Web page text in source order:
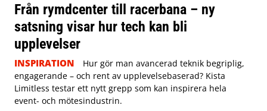
Från rymdcenter till racerbana – ny
satsning visar hur tech kan bli
upplevelser
INSPIRATION
Hur gör man avancerad teknik begriplig,
engagerande – och rent av upplevelsebaserad? Kista
Limitless testar ett nytt grepp som kan inspirera hela
event- och mötesindustrin.